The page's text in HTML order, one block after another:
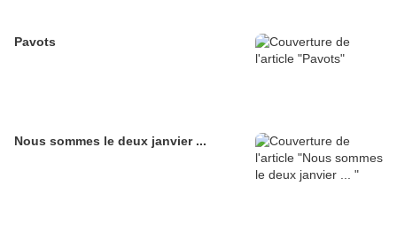
Pavots
Nous sommes le deux janvier ...